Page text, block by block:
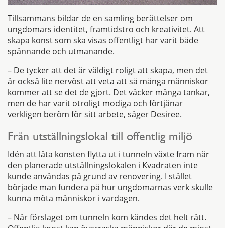
Tillsammans bildar de en samling berättelser om
ungdomars identitet, framtidstro och kreativitet. Att
skapa konst som ska visas offentligt har varit både
spännande och utmanande.
– De tycker att det är väldigt roligt att skapa, men det
är också lite nervöst att veta att så många människor
kommer att se det de gjort. Det väcker många tankar,
men de har varit otroligt modiga och förtjänar
verkligen beröm för sitt arbete, säger Desiree.
Från utställningslokal till offentlig miljö
Idén att låta konsten flytta ut i tunneln växte fram när
den planerade utställningslokalen i Kvadraten inte
kunde användas på grund av renovering. I stället
började man fundera på hur ungdomarnas verk skulle
kunna möta människor i vardagen.
– När förslaget om tunneln kom kändes det helt rätt.